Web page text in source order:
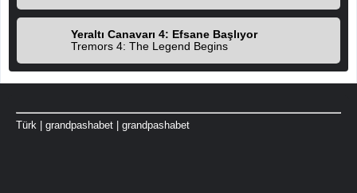
Yeraltı Canavarı 4: Efsane Başlıyor
Tremors 4: The Legend Begins
Türk | grandpashabet | grandpashabet